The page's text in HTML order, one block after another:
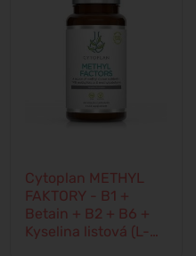
Cytoplan METHYL
FAKTORY - B1 +
Betain + B2 + B6 +
Kyselina listová (L-